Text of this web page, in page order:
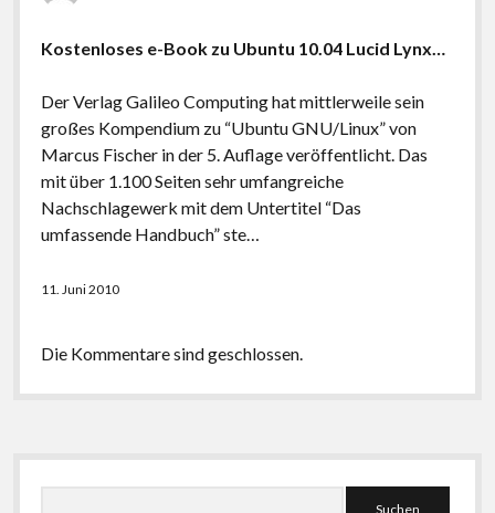
Kostenloses e-Book zu Ubuntu 10.04 Lucid Lynx…
Der Verlag Galileo Computing hat mittlerweile sein
großes Kompendium zu “Ubuntu GNU/Linux” von
Marcus Fischer in der 5. Auflage veröffentlicht. Das
mit über 1.100 Seiten sehr umfangreiche
Nachschlagewerk mit dem Untertitel “Das
umfassende Handbuch” ste…
11. Juni 2010
Die Kommentare sind geschlossen.
Seitenleiste